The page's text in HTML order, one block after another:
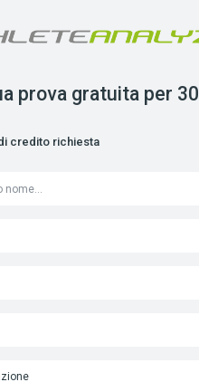
prova gratuita per 30
credito richiesta